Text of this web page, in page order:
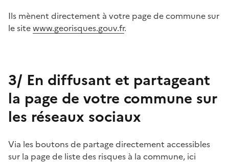
Ils mènent directement à votre page de commune sur
le sitewww.georisques.gouv.fr.
3/ En diffusant et partageant
la page de votre commune sur
les réseaux sociaux
Via les boutons de partage directement accessibles
sur la page de liste des risques à la commune, ici